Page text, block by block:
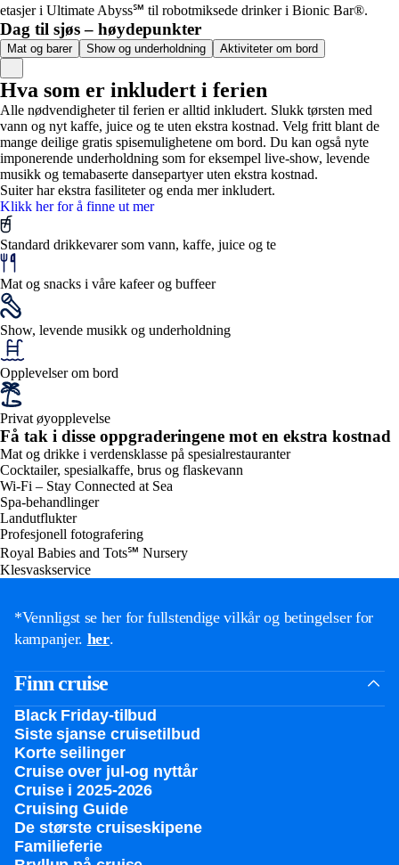
etasjer i Ultimate Abyss℠ til robotmiksede drinker i Bionic Bar®.
Dag til sjøs – høydepunkter
Mat og barer Show og underholdning Aktiviteter om bord
Hva som er inkludert i ferien
Alle nødvendigheter til ferien er alltid inkludert. Slukk tørsten med
vann og nyt kaffe, juice og te uten ekstra kostnad. Velg fritt blant de
mange deilige gratis spisemulighetene om bord. Du kan også nyte
imponerende underholdning som for eksempel live-show, levende
musikk og temabaserte dansepartyer uten ekstra kostnad.
Suiter har ekstra fasiliteter og enda mer inkludert.
Klikk her for å finne ut mer
Standard drikkevarer som vann, kaffe, juice og te
Mat og snacks i våre kafeer og buffeer
Show, levende musikk og underholdning
Opplevelser om bord
Privat øyopplevelse
Få tak i disse oppgraderingene mot en ekstra kostnad
Mat og drikke i verdensklasse på spesialrestauranter
Cocktailer, spesialkaffe, brus og flaskevann
Wi-Fi – Stay Connected at Sea
Spa-behandlinger
Landutflukter
Profesjonell fotografering
Royal Babies and Tots℠ Nursery
Klesvaskservice
*Vennligst se her for fullstendige vilkår og betingelser for
kampanjer. her.
Finn cruise
Black Friday-tilbud
Siste sjanse cruisetilbud
Korte seilinger
Cruise over jul-og nyttår
Cruise i 2025-2026
Cruising Guide
De største cruiseskipene
Familieferie